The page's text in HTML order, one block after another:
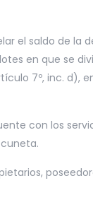
el saldo de la
en que se
7º, inc. d),
con los